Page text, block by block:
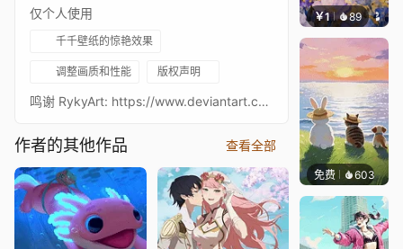
仅个人使用
千千壁纸的惊艳效果
调整画质和性能 版权声明
鸣谢 RykyArt: https://www.deviantart.com/ryky
作者的其他作品 查看全部
￥1 89 叮叮
免费 603渔小小